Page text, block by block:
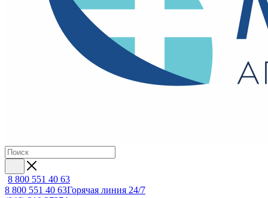
8 800 551 40 63
8 800 551 40 63Горячая линия 24/7